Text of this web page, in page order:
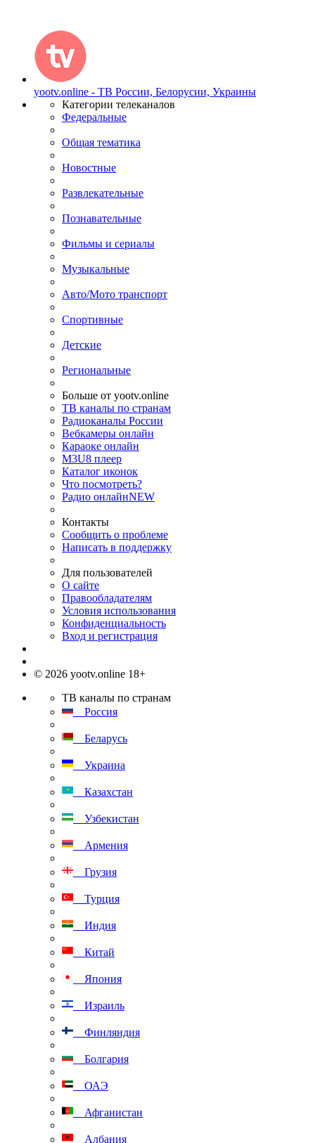
yootv.online - ТВ России, Белорусии, Украины
Категории телеканалов
Федеральные
Общая тематика
Новостные
Развлекательные
Познавательные
Фильмы и сериалы
Музыкальные
Авто/Мото транспорт
Спортивные
Детские
Региональные
Больше от yootv.online
ТВ каналы по странам
Радиоканалы России
Вебкамеры онлайн
Караоке онлайн
M3U8 плеер
Каталог иконок
Что посмотреть?
Радио онлайнNEW
Контакты
Сообщить о проблеме
Написать в поддержку
Для пользователей
О сайте
Правообладателям
Условия использования
Конфиденциальность
Вход и регистрация
© 2026 yootv.online 18+
ТВ каналы по странам
Россия
Беларусь
Украина
Казахстан
Узбекистан
Армения
Грузия
Турция
Индия
Китай
Япония
Израиль
Финляндия
Болгария
ОАЭ
Афганистан
Албания